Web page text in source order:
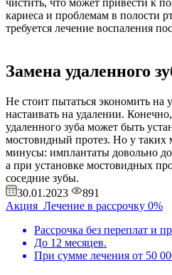
чистить, что может привести к
кариеса и проблемам в полоcти
требуется лечение воспаления
Замена удаленного
Не стоит пытаться экономить на
настаивать на удалении.
удаленного зуба может быть
мостовидный протез. Но у таких
минусы: имплантаты довольно
а при установке мостовидных
соседние зубы.
30.01.2023
891
Акция Лечение в рассрочку 0%
Рассрочка без переплат и
До 12 месяцев.
При сумме лечения от 50